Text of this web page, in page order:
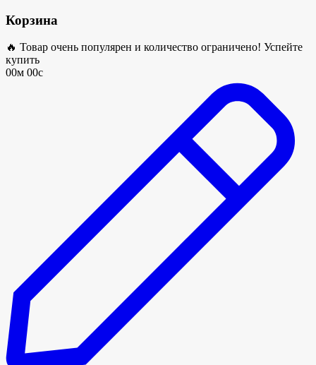
Корзина
🔥 Товар очень популярен и количество ограничено! Успейте
купить
00м 00с